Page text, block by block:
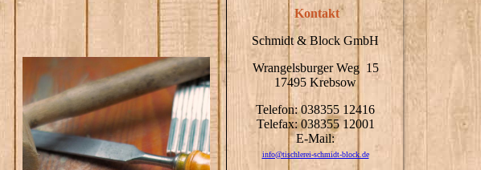
Kontakt
Schmidt & Block GmbH
Wrangelsburger Weg 15
17495 Krebsow
Telefon: 038355 12416
Telefax: 038355 12001
E-Mail:
info@tischlerei-schmidt-block.de